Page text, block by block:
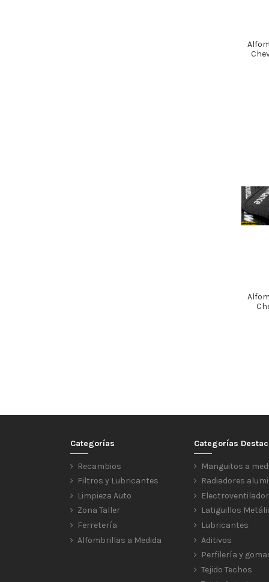
Categorías
Recambios
Filtros y Lubricantes
Limpieza Auto
Zona Taller
Ferretería
Alfombrillas a Medida
Categorías
Manguitos a
Radiadores
Latiguillos
Lubricantes
Aditivos
Perfilería y
Tejido Techos